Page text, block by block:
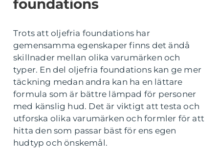
foundations
Trots att oljefria foundations har
gemensamma egenskaper finns det ändå
skillnader mellan olika varumärken och
typer. En del oljefria foundations kan ge mer
täckning medan andra kan ha en lättare
formula som är bättre lämpad för personer
med känslig hud. Det är viktigt att testa och
utforska olika varumärken och formler för att
hitta den som passar bäst för ens egen
hudtyp och önskemål.